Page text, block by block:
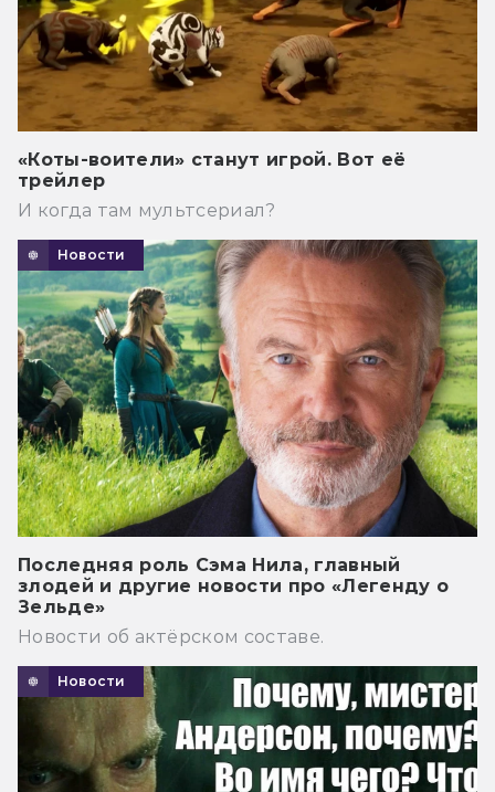
«Коты-воители» станут игрой. Вот её
трейлер
И когда там мультсериал?
Новости
Последняя роль Сэма Нила, главный
злодей и другие новости про «Легенду о
Зельде»
Новости об актёрском составе.
Новости